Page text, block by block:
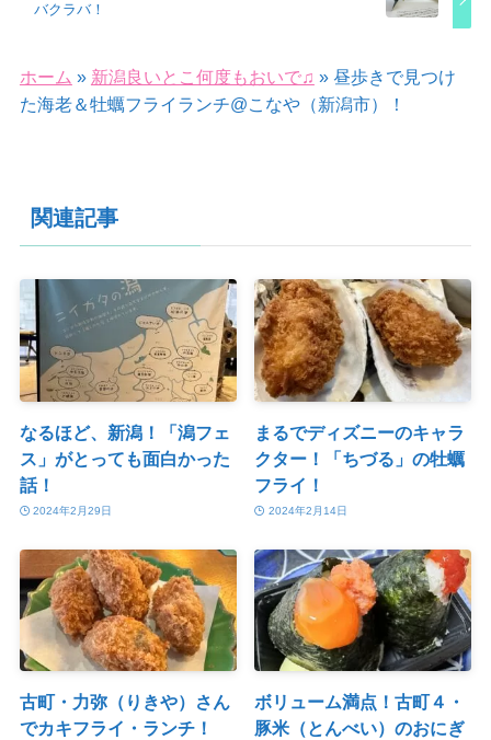
バクラバ！
ホーム » 新潟良いとこ何度もおいで♫ »昼歩きで見つけ
た海老＆牡蠣フライランチ@こなや（新潟市）！
関連記事
なるほど、新潟！「潟フェ
ス」がとっても面白かった
話！
2024年2月29日
まるでディズニーのキャラ
クター！「ちづる」の牡蠣
フライ！
2024年2月14日
古町・力弥（りきや）さん
でカキフライ・ランチ！
ボリューム満点！古町４・
豚米（とんべい）のおにぎ